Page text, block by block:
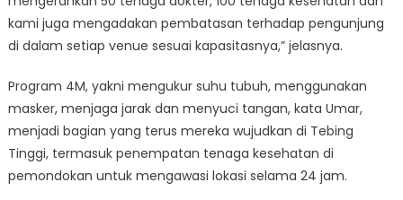
kami juga mengadakan pembatasan terhadap pengunjung
di dalam setiap venue sesuai kapasitasnya,” jelasnya.
Program 4M, yakni mengukur suhu tubuh, menggunakan
masker, menjaga jarak dan menyuci tangan, kata Umar,
menjadi bagian yang terus mereka wujudkan di Tebing
Tinggi, termasuk penempatan tenaga kesehatan di
pemondokan untuk mengawasi lokasi selama 24 jam.